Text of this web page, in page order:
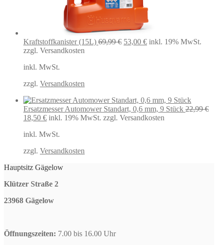
Kraftstoffkanister (15L) 69,99€ Ursprünglicher
53,00 €Aktueller
inkl. 19% MwSt.
zzgl. Versandkosten
inkl. MwSt.
zzgl. Versandkosten
Ersatzmesser Automower Standart, 0,6 mm, 9 Stück 22,99€
Ursprünglicher
war:
18,50 €Aktueller
ist:
inkl. 19% MwSt. zzgl. Versandkosten
inkl. MwSt.
zzgl. Versandkosten
Hauptsitz Gägelow
Klützer Straße 2
23968 Gägelow
Öffnungszeiten: 7.00 bis 16.00 Uhr